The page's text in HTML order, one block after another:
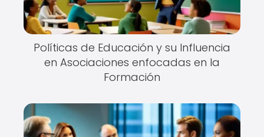
Políticas de Educación y su Influencia
en Asociaciones enfocadas en la
Formación